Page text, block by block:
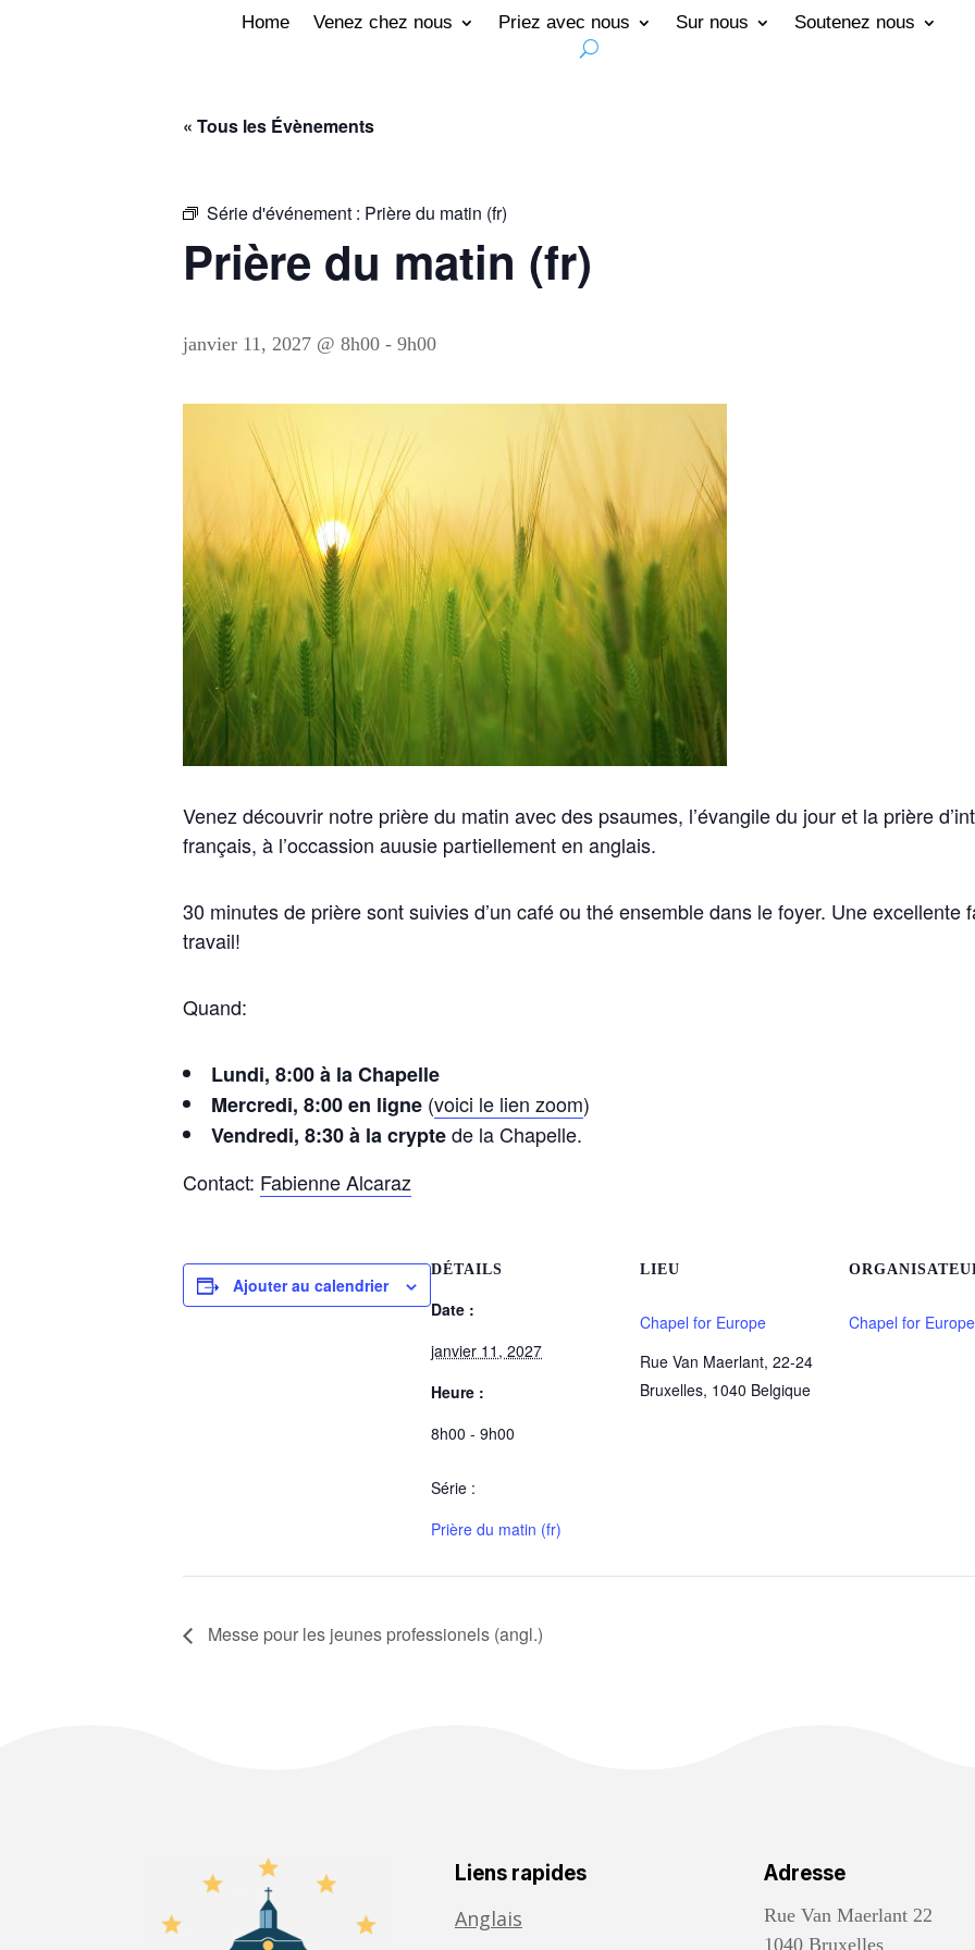
Home Venez chez nous Priez avec nous Sur nous Soutenez nous
« Tous les Évènements
Série d'événement : Prière du matin (fr)
Prière du matin (fr)
janvier 11, 2027 @ 8h00 - 9h00
Venez découvrir notre prière du matin avec des psaumes, l’évangile du jour et la prière
français, à l’occassion auusie partiellement en anglais.
30 minutes de prière sont suivies d’un café ou thé ensemble dans le foyer. Une
travail!
Quand:
Lundi, 8:00 à la Chapelle
Mercredi, 8:00 en ligne (voici le lien zoom)
Vendredi, 8:30 à la cryptede la Chapelle.
Contact: Fabienne Alcaraz
Ajouter au calendrier
DÉTAILS
Date :
janvier 11, 2027
Heure :
8h00 - 9h00
Série :
Prière du matin (fr)
LIEU
Chapel for Europe
Rue Van Maerlant, 22-24
Bruxelles, 1040 Belgique
Chapel for Europe
Messe pour les jeunes professionels (angl.)
Liens rapides
Anglais
Adresse
Rue Van Maerlant 22
1040 Bruxelles